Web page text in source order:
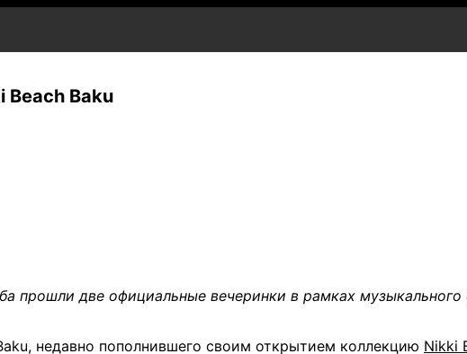
Beach Baku
прошли две официальные вечеринки в рамках музыкального
недавно пополнившего своим открытием коллекцию Nikki